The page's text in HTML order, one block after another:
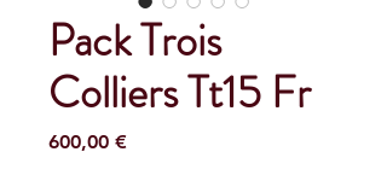
Pack Trois
Colliers Tt15 Fr
600,00 €Prezzo